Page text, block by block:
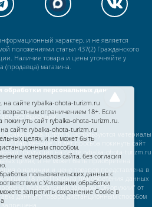
характер, и не является
положениями статьи 437(2) Гражданского
Наличие товара и цены уточняйте у
(продавца) магазина.
персональных данных
без выходных
ohota-turizm.ru используются материалы
Вам меньше 18 лет просьба покинуть сайт
продукция на сайте rybalka-ohota-turizm.ru
целях, и не может быть приобретена
о наличии и цене товаров представлена в
18 лет. Правила приобретения данных
Федеральным законом "Об оружии" от
данного товара дистанционным способом
запрещена.
сайте rybalka-ohota-turizm.ru
ограничением 18+. Если
сайт rybalka-ohota-turizm.ru.
сайте rybalka-ohota-turizm.ru
целях, и не может быть
способом.
материалов сайта, без согласия
пользовательских данных с
c Условиями обработки
запретить сохранение Cookie в